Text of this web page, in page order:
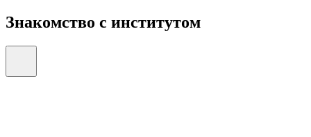
Знакомство с институтом